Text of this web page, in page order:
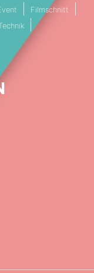
Filmschnitt